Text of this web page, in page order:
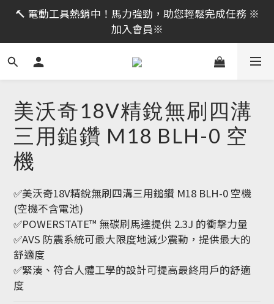
限時活動｜全館消費滿 NT$599 即享免運費，工具補貨
趁現在！立即逛活動商品
🔨 電動工具熱銷中！馬力強勁，助您輕鬆完成任務 ※
加入會員※
限時活動｜全館消費滿 NT$599 即享免運費，工具補貨
趁現在！立即逛活動商品
美沃奇18V精銳無刷四溝
三用鎚鑽 M18 BLH-0 空
機
✅美沃奇18V精銳無刷四溝三用鎚鑽 M18 BLH-0 空機
(空機不含電池)
✅POWERSTATE™ 無碳刷馬達提供 2.3J 的衝擊力量
✅AVS 防震系統可最大限度地減少震動，提供最大的
舒適度
✅緊湊、符合人體工學的設計可提高最終用戶的舒適
度​